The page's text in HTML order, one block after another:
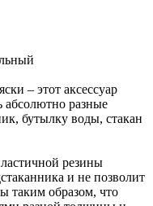
– этот аксессуар
абсолютно разные
бутылку воды, стакан
резины
и не позволит
таким образом, что